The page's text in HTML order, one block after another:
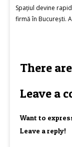
Spațiul devine
firmă în București.
There
Leave a
Want to
Leave a reply!